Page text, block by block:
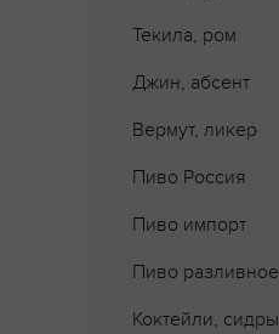
Текила, ром
Джин, абсент
Вермут, ликер
Пиво Россия
Пиво импорт
Пиво разливное
Коктейли, сидры